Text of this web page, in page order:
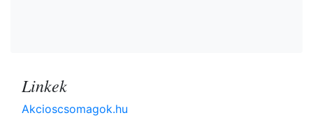
Linkek
Akcioscsomagok.hu